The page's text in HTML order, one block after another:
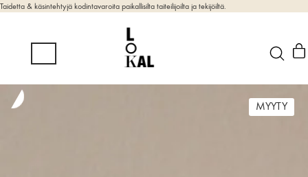
Taidetta & käsintehtyjä kodintavaroita paikallisilta taiteilijoilta ja tekijöiltä.
MYYTY